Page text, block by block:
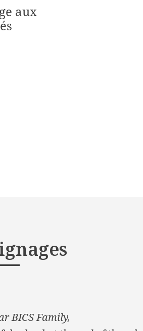
aux
BICS Family,